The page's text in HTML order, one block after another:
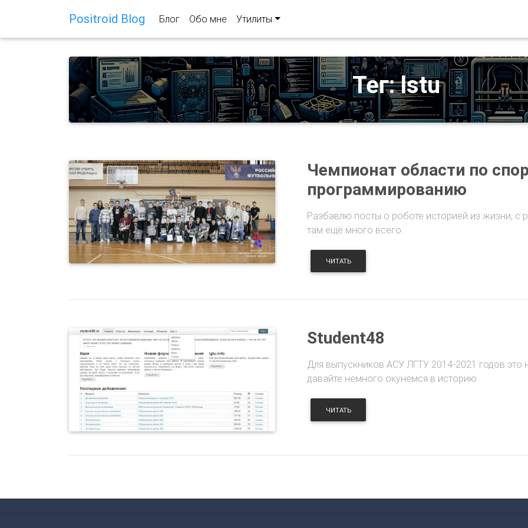
Positroid Blog Блог Обо мне Утилиты
Тег: lstu
Чемпионат области по
программированию
Разбавлю посты о роботе историей из жизни, с
там ещё много всего.
ЧИТАТЬ
Student48
Для выпускников АСУ ЛГТУ 2014-2021 годов это
давайте немного окунемся в историю
ЧИТАТЬ